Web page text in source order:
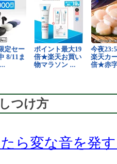
つけ方
ら変な音を発